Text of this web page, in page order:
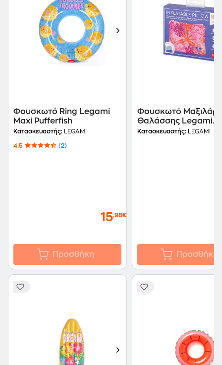
Φουσκωτό Ring Legami
Maxi Pufferfish
Κατασκευαστής: LEGAMI
4.5 (2)
15,98€
Προσθήκη
Φουσκωτό Μαξιλάρι
Θαλάσσης Legami
Tropical
Κατασκευαστής: LEGAMI
Προσθήκη